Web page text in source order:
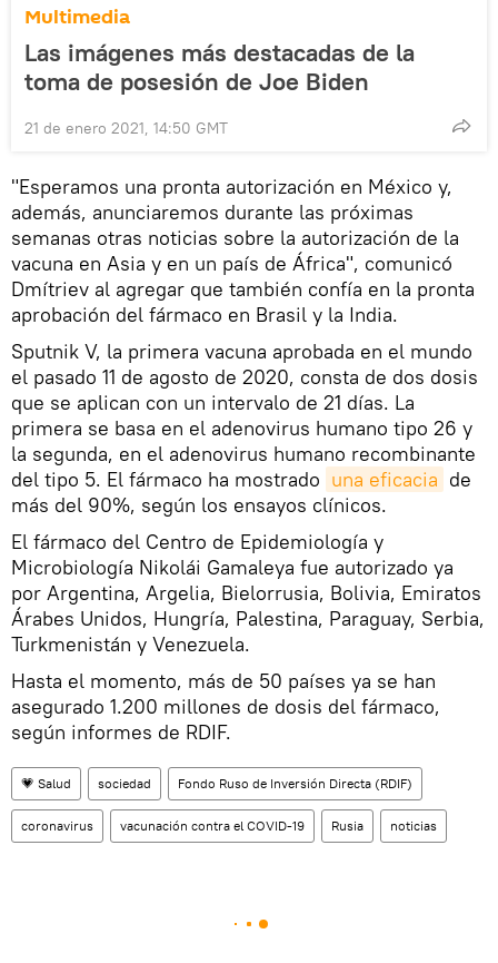
Multimedia
Las imágenes más destacadas de la
toma de posesión de Joe Biden
21 de enero 2021, 14:50 GMT
"Esperamos una pronta autorización en México y,
además, anunciaremos durante las próximas
semanas otras noticias sobre la autorización de la
vacuna en Asia y en un país de África", comunicó
Dmítriev al agregar que también confía en la pronta
aprobación del fármaco en Brasil y la India.
Sputnik V, la primera vacuna aprobada en el mundo
el pasado 11 de agosto de 2020, consta de dos dosis
que se aplican con un intervalo de 21 días. La
primera se basa en el adenovirus humano tipo 26 y
la segunda, en el adenovirus humano recombinante
del tipo 5. El fármaco ha mostrado una eficacia de
más del 90%, según los ensayos clínicos.
El fármaco del Centro de Epidemiología y
Microbiología Nikolái Gamaleya fue autorizado ya
por Argentina, Argelia, Bielorrusia, Bolivia, Emiratos
Árabes Unidos, Hungría, Palestina, Paraguay, Serbia,
Turkmenistán y Venezuela.
Hasta el momento, más de 50 países ya se han
asegurado 1.200 millones de dosis del fármaco,
según informes de RDIF.
💗 Salud sociedad Fondo Ruso de Inversión Directa (RDIF)
coronavirus vacunación contra el COVID-19 Rusia noticias